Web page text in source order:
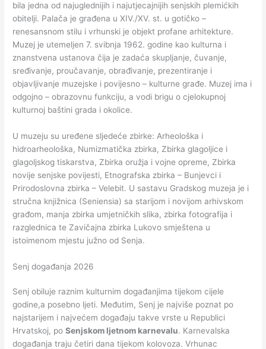
bila jedna od najuglednijih i najutjecajnijih senjskih plemićkih
obitelji. Palača je građena u XIV./XV. st. u gotičko –
renesansnom stilu i vrhunski je objekt profane arhitekture.
Muzej je utemeljen 7. svibnja 1962. godine kao kulturna i
znanstvena ustanova čija je zadaća skupljanje, čuvanje,
sređivanje, proučavanje, obrađivanje, prezentiranje i
objavljivanje muzejske i povijesno – kulturne građe. Muzej ima i
odgojno – obrazovnu funkciju, a vodi brigu o cjelokupnoj
kulturnoj baštini grada i okolice.
U muzeju su uređene sljedeće zbirke: Arheološka i
hidroarheološka, Numizmatička zbirka, Zbirka glagoljice i
glagoljskog tiskarstva, Zbirka oružja i vojne opreme, Zbirka
novije senjske povijesti, Etnografska zbirka – Bunjevci i
Prirodoslovna zbirka – Velebit. U sastavu Gradskog muzeja je i
stručna knjižnica (Seniensia) sa starijom i novijom arhivskom
građom, manja zbirka umjetničkih slika, zbirka fotografija i
razglednica te Zavičajna zbirka Lukovo smještena u
istoimenom mjestu južno od Senja.
Senj događanja 2026
Senj obiluje raznim kulturnim događanjima tijekom cijele
godine,a posebno ljeti. Međutim, Senj je najviše poznat po
najstarijem i najvećem događaju takve vrste u Republici
Hrvatskoj, poSenjskom ljetnom karnevalu. Karnevalska
događanja traju četiri dana tijekom kolovoza. Vrhunac